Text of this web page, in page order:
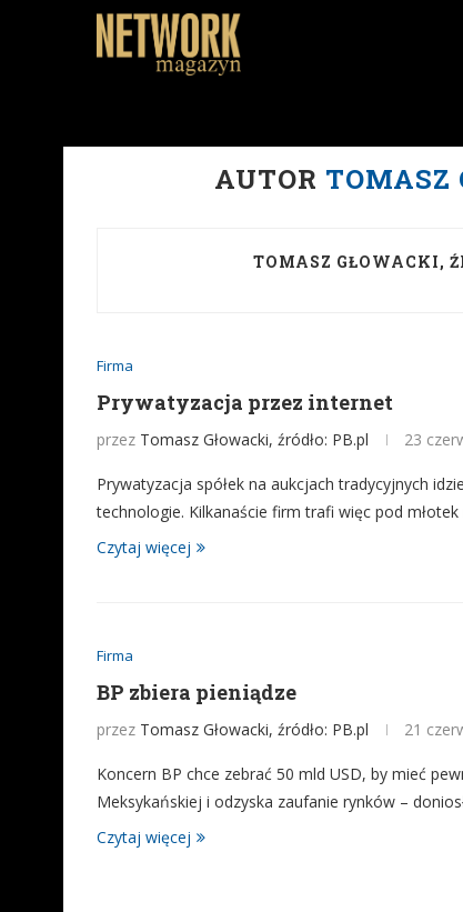
AUTOR TOMASZ
TOMASZ GŁOWACKI,
Firma
Prywatyzacja przez internet
przez Tomasz Głowacki, źródło: PB.pl 23
Prywatyzacja spółek na aukcjach tradycyjnych
technologie. Kilkanaście firm trafi więc pod
Czytaj więcej
Firma
BP zbiera pieniądze
przez Tomasz Głowacki, źródło: PB.pl 21
Koncern BP chce zebrać 50 mld USD, by mieć
Meksykańskiej i odzyska zaufanie rynków –
Czytaj więcej